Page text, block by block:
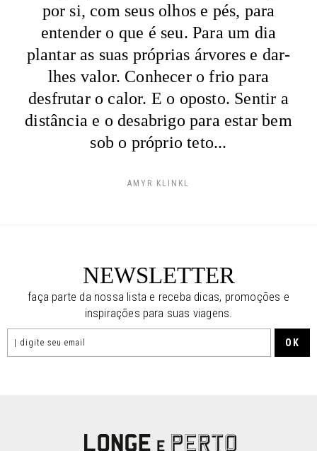
por si, com seus olhos e pés, para
entender o que é seu. Para um dia
plantar as suas próprias árvores e dar-
lhes valor. Conhecer o frio para
desfrutar o calor. E o oposto. Sentir a
distância e o desabrigo para estar bem
sob o próprio teto...
AMYR KLINKL
NEWSLETTER
faça parte da nossa lista e receba dicas, promoções e
inspirações para suas viagens.